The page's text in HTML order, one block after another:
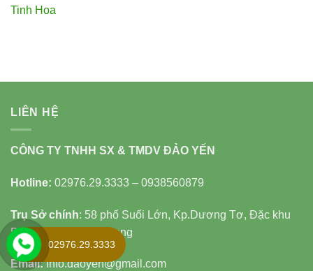
Tinh Hoa
LIÊN HỆ
CÔNG TY TNHH SX & TMDV ĐẢO YẾN
Hotline: 02976.29.3333 – 0938560879
Trụ Sở chính: 58 phố Suối Lớn, Kp.Dương Tơ, Đặc khu
Phú Quốc, tỉnh An Giang
Email:Info.daoyen@gmail.com
02976.29.3333